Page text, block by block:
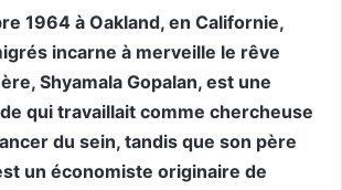
1964 à Oakland, en Californie,
incarne à merveille le rêve
Shyamala Gopalan, est une
qui travaillait comme chercheuse
du sein, tandis que son père
un économiste originaire de